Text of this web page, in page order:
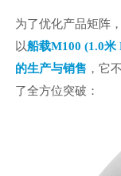
为了优化产品矩阵，聚焦更先进的技术研发，我司决定即日起
以船载M100 (1.0米
的生产与销售 ，它
了全方位突破：